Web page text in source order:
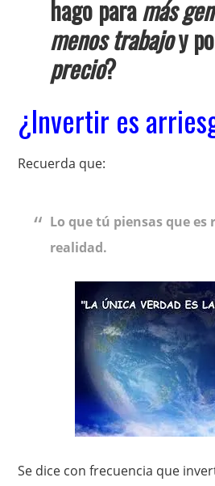
hago paramás
menos trabajoy
precio?
¿Invertir es
Recuerda que:
Lo que tú piensas que es
realidad.
Se dice con frecuencia que